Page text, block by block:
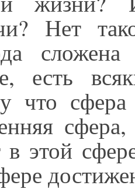
Нет
есть
что
в этой